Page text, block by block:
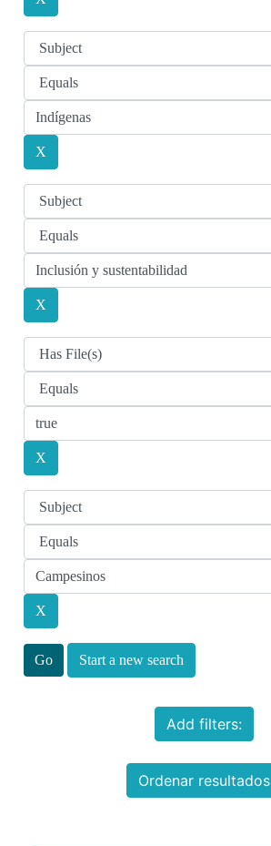
Start a new search
Add filters:
Ordenar resultados